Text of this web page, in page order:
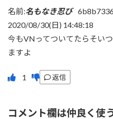
名前:名もなき忍び
2020/08/30(日) 14:48:18
今もVNってついてたらそい
ますよ
返信
コメント欄は仲良く使